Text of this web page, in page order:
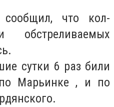
сообщил, что кол-
сутки 6 раз били
Марьинке , и по